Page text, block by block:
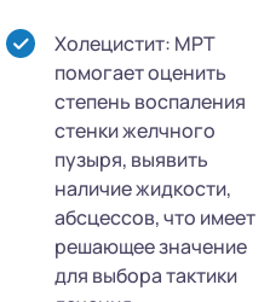
Холецистит: МРТ
помогает оценить
степень воспаления
стенки желчного
пузыря, выявить
наличие жидкости,
абсцессов, что имеет
решающее значение
для выбора тактики